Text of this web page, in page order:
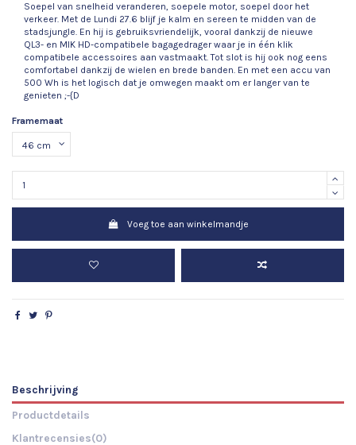
Soepel van snelheid veranderen, soepele motor, soepel door het
verkeer. Met de Lundi 27.6 blijf je kalm en sereen te midden van de
stadsjungle. En hij is gebruiksvriendelijk, vooral dankzij de nieuwe
QL3- en MIK HD-compatibele bagagedrager waar je in één klik
compatibele accessoires aan vastmaakt. Tot slot is hij ook nog eens
comfortabel dankzij de wielen en brede banden. En met een accu van
500 Wh is het logisch dat je omwegen maakt om er langer van te
genieten ;-{D
Framemaat
Voeg toe aan winkelmandje
Beschrijving
Productdetails
Klantrecensies(0)